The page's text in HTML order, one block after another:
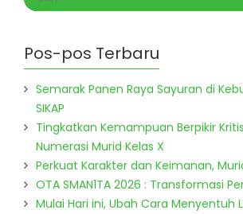
Pos-pos Terbaru
Semarak Panen Raya Sayuran di
SIKAP
Tingkatkan Kemampuan Berpikir
Numerasi Murid Kelas X
Perkuat Karakter dan Keimanan,
OTA SMAN1TA 2026 : Transformasi
Mulai Hari ini, Ubah Cara Menyentuh